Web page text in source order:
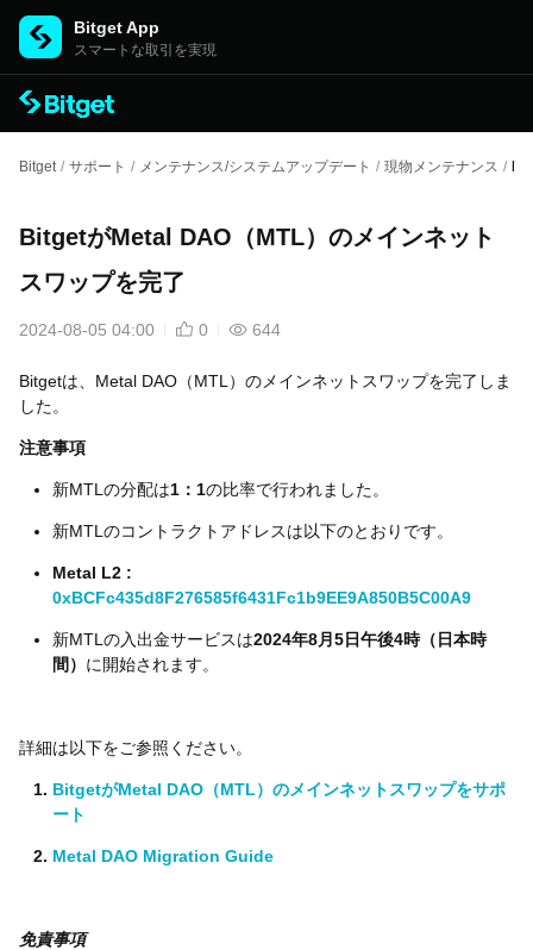
Bitget App
スマートな取引を実現
Bitget / サポート / メンテナンス/システムアップデート / 現物メンテナンス /
BitgetがMetal DAO（MTL）のメインネット
スワップを完了
2024-08-05 04:00 0 644
Bitgetは、Metal DAO（MTL）のメインネットスワップを完了しま
した。
注意事項
新MTLの分配は1：1の比率で行われました。
新MTLのコントラクトアドレスは以下のとおりです。
Metal L2 :
0xBCFc435d8F276585f6431Fc1b9EE9A850B5C00A9
新MTLの入出金サービスは2024年8月5日午後4時（日本時
間） に開始されます。
詳細は以下をご参照ください。
BitgetがMetal DAO（MTL）のメインネットスワップをサポ
ート
Metal DAO Migration Guide
免責事項